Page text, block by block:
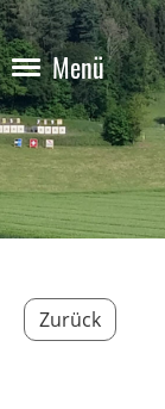
Menü
Zurück